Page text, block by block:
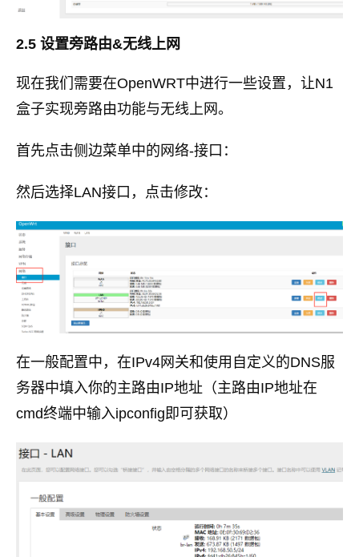
2.5 设置旁路由&无线上网
现在我们需要在OpenWRT中进行一些设置，让N1
盒子实现旁路由功能与无线上网。
首先点击侧边菜单中的网络-接口：
然后选择LAN接口，点击修改：
在一般配置中，在IPv4网关和使用自定义的DNS服
务器中填入你的主路由IP地址（主路由IP地址在
cmd终端中输入ipconfig即可获取）